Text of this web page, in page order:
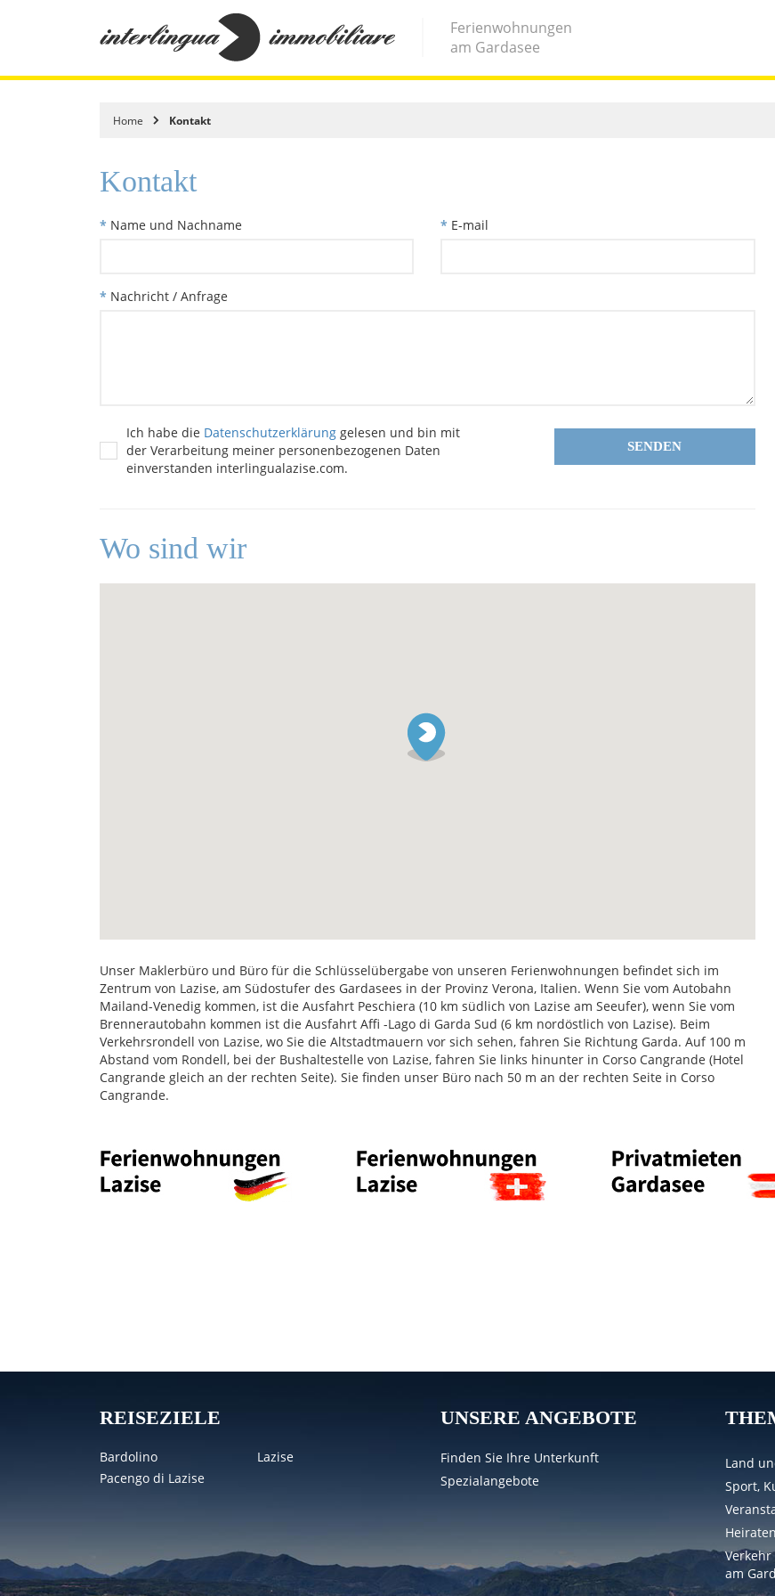
Ferienwohnungen
am Gardasee
Home Kontakt
Kontakt
* Name und Nachname * E-mail
* Nachricht / Anfrage
Ich habe die Datenschutzerklärung gelesen und bin mit
der Verarbeitung meiner personenbezogenen Daten
einverstanden interlingualazise.com.
SENDEN
Wo sind wir
Unser Maklerbüro und Büro für die Schlüsselübergabe von unseren Ferienwohnungen befindet sich im
Zentrum von Lazise, am Südostufer des Gardasees in der Provinz Verona, Italien. Wenn Sie vom Autobahn
Mailand-Venedig kommen, ist die Ausfahrt Peschiera (10 km südlich von Lazise am Seeufer), wenn Sie vom
Brennerautobahn kommen ist die Ausfahrt Affi -Lago di Garda Sud (6 km nordöstlich von Lazise). Beim
Verkehrsrondell von Lazise, wo Sie die Altstadtmauern vor sich sehen, fahren Sie Richtung Garda. Auf 100 m
Abstand vom Rondell, bei der Bushaltestelle von Lazise, fahren Sie links hinunter in Corso Cangrande (Hotel
Cangrande gleich an der rechten Seite). Sie finden unser Büro nach 50 m an der rechten Seite in Corso
Cangrande.
REISEZIELE
Bardolino
Lazise
Pacengo di Lazise
UNSERE ANGEBOTE
Finden Sie Ihre Unterkunft
Spezialangebote
Land
Sport,
am